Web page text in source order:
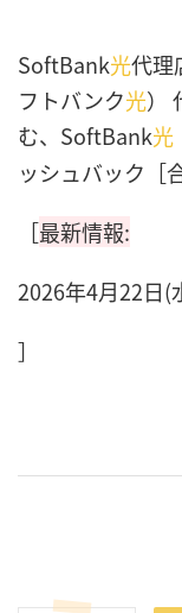
SoftBank光代理
フトバンク光）
む、SoftBank光
ッシュバック［
［最新情報:
2026年4月22日(
］